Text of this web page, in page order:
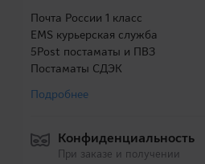
Почта России 1 класс
EMS курьерская служба
5Post постаматы и ПВЗ
Постаматы СДЭК
Подробнее
Конфиденциальность
При заказе и получении